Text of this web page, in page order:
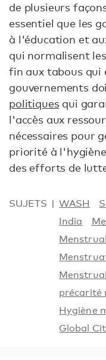
de plusieurs
essentiel que les
à l'éducation et
qui normalisent
fin aux tabous qui
gouvernements
politiquesqui
l'accès aux
nécessaires pour
priorité à
des efforts de
SUJETS WASH
India
précarité
Hygiène
Global